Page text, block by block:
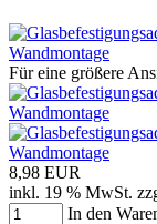
Für eine größere
8,98 EUR
inkl. 19 % MwSt.
In den